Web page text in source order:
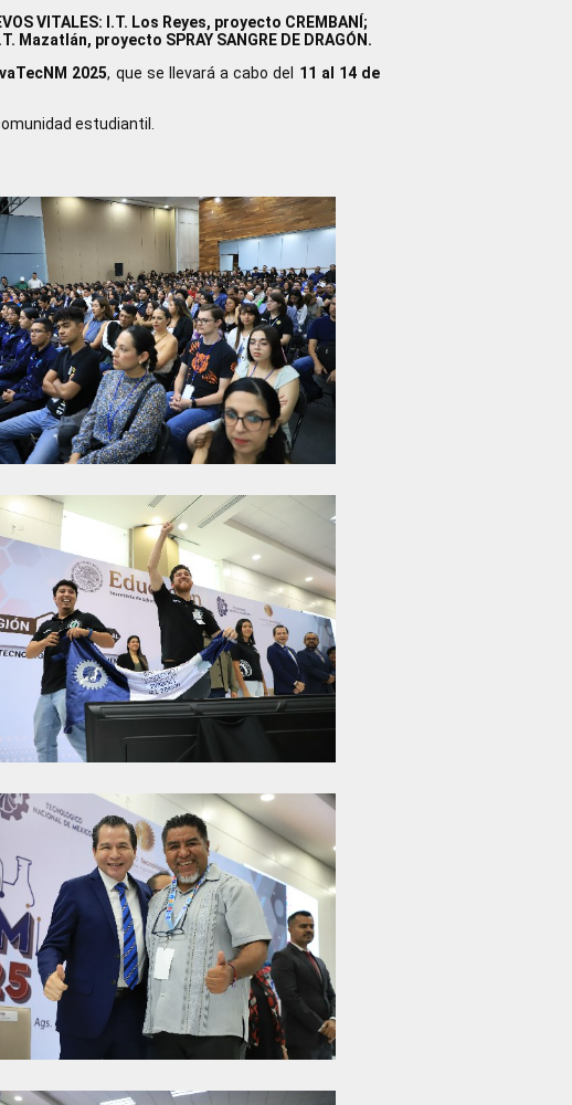
VITALES: I.T. Los Reyes, proyecto CREMBANÍ;
proyecto SPRAY SANGRE DE DRAGÓN.
2025, que se llevará a cabo del 11 al 14 de
estudiantil.